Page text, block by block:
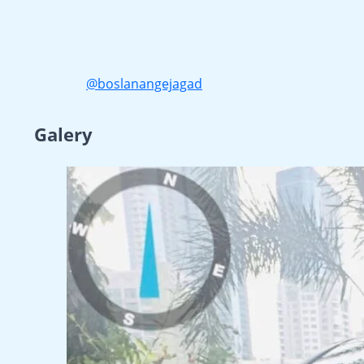
@boslanangejagad
Galery